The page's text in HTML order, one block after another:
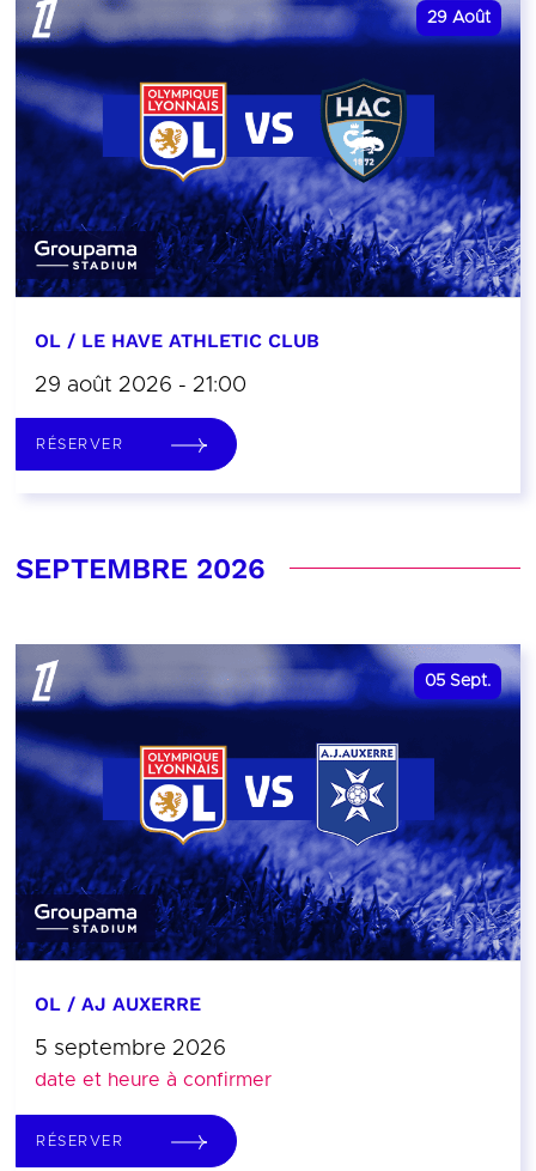
29 Août
OL / LE HAVE ATHLETIC CLUB
29 août 2026 - 21:00
RÉSERVER
SEPTEMBRE 2026
05 Sept.
OL / AJ AUXERRE
5 septembre 2026
date et heure à confirmer
RÉSERVER